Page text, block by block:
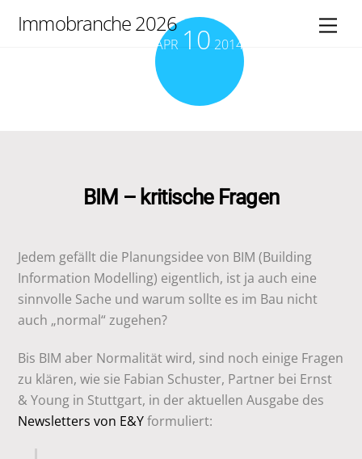
Immobranche 2026
APR 10 2014
BIM – kritische Fragen
Jedem gefällt die Planungsidee von BIM (Building
Information Modelling) eigentlich, ist ja auch eine
sinnvolle Sache und warum sollte es im Bau nicht
auch „normal“ zugehen?
Bis BIM aber Normalität wird, sind noch einige Fragen
zu klären, wie sie Fabian Schuster, Partner bei Ernst
& Young in Stuttgart, in der aktuellen Ausgabe des
Newsletters von E&Yformuliert: